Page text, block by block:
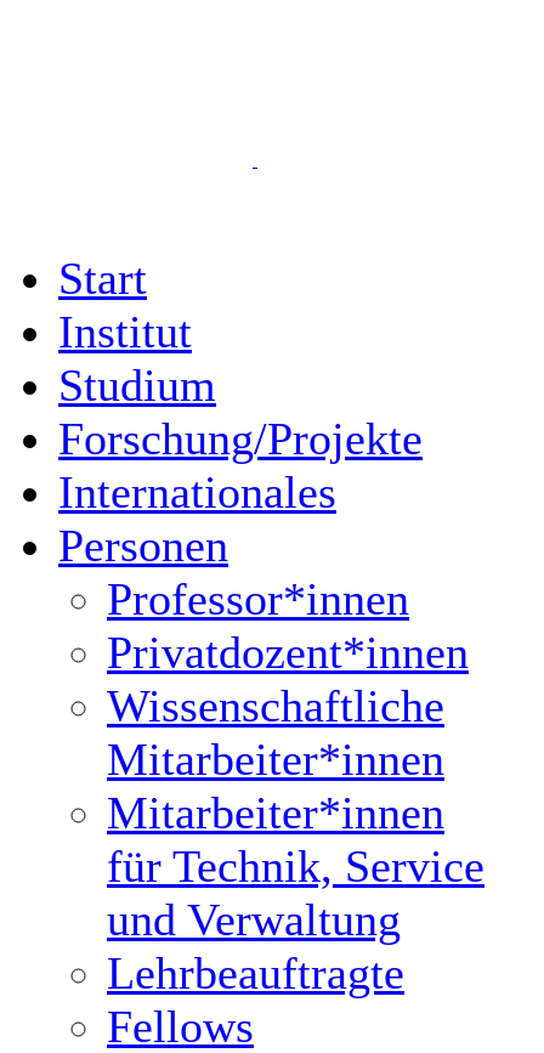
Start
Institut
Studium
Forschung/Projekte
Internationales
Personen
Professor*innen
Privatdozent*innen
Wissenschaftliche
Mitarbeiter*innen
Mitarbeiter*innen
für Technik, Service
und Verwaltung
Lehrbeauftragte
Fellows